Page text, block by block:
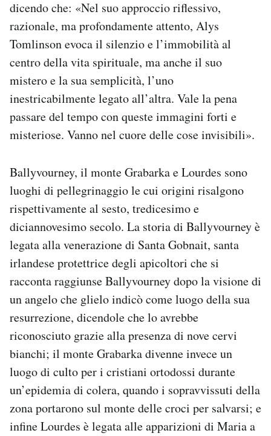
dicendo che: «Nel suo approccio riflessivo,
razionale, ma profondamente attento, Alys
Tomlinson evoca il silenzio e l’immobilità al
centro della vita spirituale, ma anche il suo
mistero e la sua semplicità, l’uno
inestricabilmente legato all’altra. Vale la pena
passare del tempo con queste immagini forti e
misteriose. Vanno nel cuore delle cose invisibili».
Ballyvourney, il monte Grabarka e Lourdes sono
luoghi di pellegrinaggio le cui origini risalgono
rispettivamente al sesto, tredicesimo e
diciannovesimo secolo. La storia di Ballyvourney è
legata alla venerazione di Santa Gobnait, santa
irlandese protettrice degli apicoltori che si
racconta raggiunse Ballyvourney dopo la visione di
un angelo che glielo indicò come luogo della sua
resurrezione, dicendole che lo avrebbe
riconosciuto grazie alla presenza di nove cervi
bianchi; il monte Grabarka divenne invece un
luogo di culto per i cristiani ortodossi durante
un’epidemia di colera, quando i sopravvissuti della
zona portarono sul monte delle croci per salvarsi; e
infine Lourdes è legata alle apparizioni di Maria a